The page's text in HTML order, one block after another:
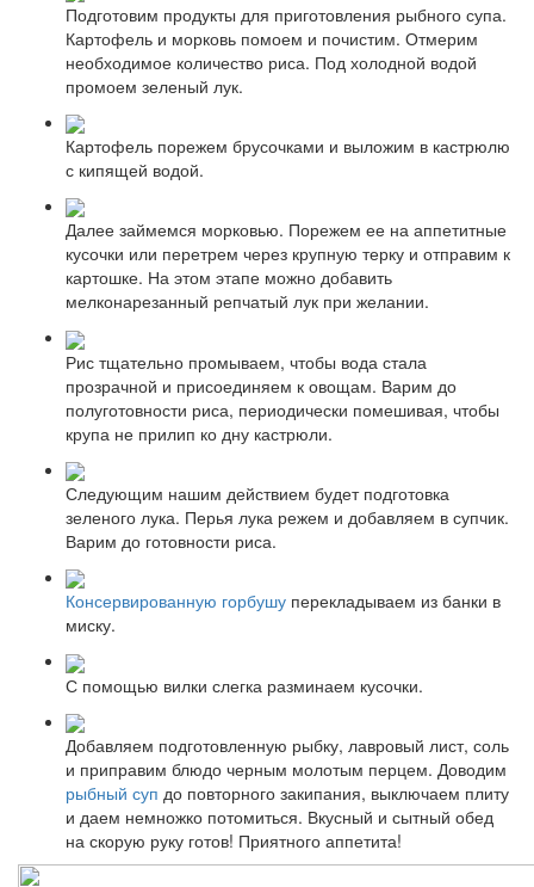
Подготовим продукты для приготовления рыбного супа.
Картофель и морковь помоем и почистим. Отмерим
необходимое количество риса. Под холодной водой
промоем зеленый лук.
Картофель порежем брусочками и выложим в кастрюлю
с кипящей водой.
Далее займемся морковью. Порежем ее на аппетитные
кусочки или перетрем через крупную терку и отправим к
картошке. На этом этапе можно добавить
мелконарезанный репчатый лук при желании.
Рис тщательно промываем, чтобы вода стала
прозрачной и присоединяем к овощам. Варим до
полуготовности риса, периодически помешивая, чтобы
крупа не прилип ко дну кастрюли.
Следующим нашим действием будет подготовка
зеленого лука. Перья лука режем и добавляем в супчик.
Варим до готовности риса.
Консервированную горбушу перекладываем из банки в
миску.
С помощью вилки слегка разминаем кусочки.
Добавляем подготовленную рыбку, лавровый лист, соль
и приправим блюдо черным молотым перцем. Доводим
рыбный суп до повторного закипания, выключаем плиту
и даем немножко потомиться. Вкусный и сытный обед
на скорую руку готов! Приятного аппетита!